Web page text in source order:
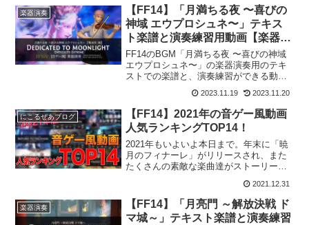
楽器演奏
【FF14】「月満ちる夜 〜喜びの
神域 エウプロシュネ〜」テキス
ト楽譜と演奏練習用動画【楽器演
奏】
FF14のBGM「月満ちる夜 〜喜びの神域
エウプロシュネ〜」の楽器演奏用のテキ
ストでの楽譜と、演奏練習ができる動画
を紹介します。This is the score for
“Dedicated to Moonlight” Bard P...
2023.11.19 2023.11.20
にこるぜあブログ
【FF14】2021年の音ゲー風動画
人気ランキングTOP14！
2021年もいよいよ本日まで。年末に「暁
月のフィナーレ」がリリースされ、また
たくさんの素敵な楽曲達がストーリーを
かと思います🎶この記事では、私の運営
しているYouTubeチャンネル「Nicorzea
Ga...
2021.12.31
楽器演奏
【FF14】「月亮門 ～解放決戦 ド
マ城～」テキスト楽譜と演奏練習